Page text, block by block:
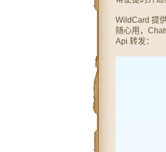
WildCard 提
随心用，
Api 转发：